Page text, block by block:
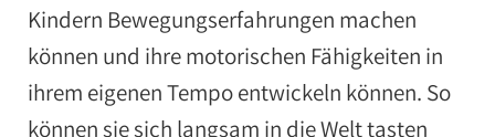
Kindern Bewegungserfahrungen machen
können und ihre motorischen Fähigkeiten in
ihrem eigenen Tempo entwickeln können. So
können sie sich langsam in die Welt tasten